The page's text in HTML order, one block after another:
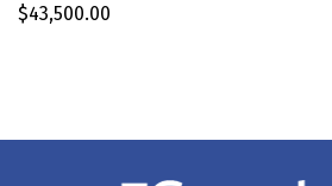
$43,500.00